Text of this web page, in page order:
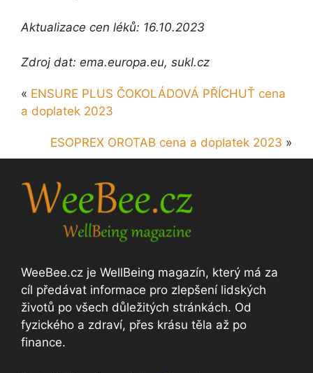
Aktualizace cen léků: 16.10.2023
Zdroj dat: ema.europa.eu, sukl.cz
« ENSURE PLUS ČOKOLÁDOVÁ PŘÍCHUŤ cena
a doplatek 2023
ESOPREX OROTAB cena a doplatek 2023 »
WeeBee.cz je WellBeing magazín, který má za
cíl předávat informace pro zlepšení lidských
životů po všech důležitých stránkách. Od
fyzického a zdraví, přes krásu těla až po
finance.